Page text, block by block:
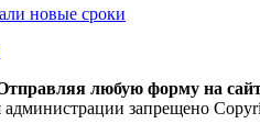
новые сроки
любую форму на
администрации запрещено